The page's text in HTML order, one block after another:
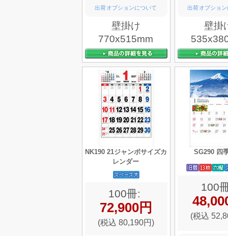
出荷オプションについて
壁掛け
770x515mm
出荷オプショ
壁掛
NK190 21ジャンボサイズカ
レンダー
100冊:
72,900円
(税込 80,190円)
SG290 四
100
(税込